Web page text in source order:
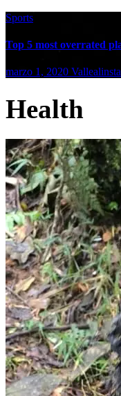
Sports
Top 5 most overrated
marzo 1, 2020
Health